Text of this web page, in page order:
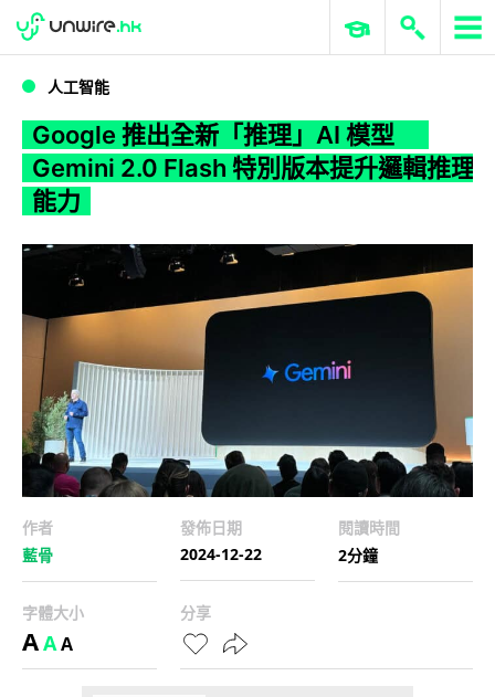
WWDC 2026 ERP 與商業 AI
人工智能
Google 推出全新「推理」AI 模型
Gemini 2.0 Flash 特別版本提升邏輯推理
能力
作者
藍骨
發佈日期
2024-12-22
閱讀時間
2分鐘
字體大小
AAA
分享